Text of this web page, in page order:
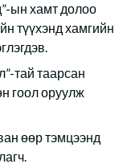
ын хамт долоо
түүхэнд хамгийн
тай таарсан
гоол оруулж
өөр тэмцээнд